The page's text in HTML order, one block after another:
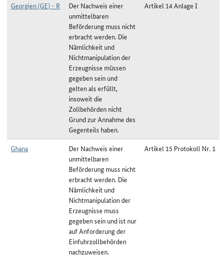
Georgien (GE) - R
Der Nachweis einer
unmittelbaren
Beförderung muss nicht
erbracht werden. Die
Nämlichkeit und
Nichtmanipulation der
Erzeugnisse müssen
gegeben sein und
gelten als erfüllt,
insoweit die
Zollbehörden nicht
Grund zur Annahme des
Gegenteils haben.
Artikel 14 Anlage I
Ghana
Der Nachweis einer
unmittelbaren
Beförderung muss nicht
erbracht werden. Die
Nämlichkeit und
Nichtmanipulation der
Erzeugnisse muss
gegeben sein und ist nur
auf Anforderung der
Einfuhrzollbehörden
nachzuweisen.
Artikel 15 Protokoll Nr. 1